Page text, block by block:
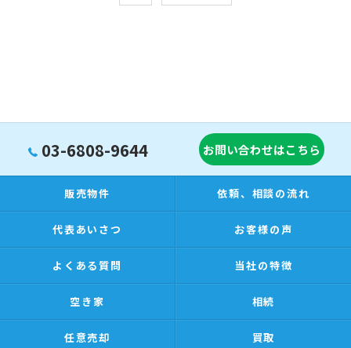
03-6808-9644 お問い合わせはこちら
販売物件 依頼、相談の流れ
代表あいさつ お客様の声
よくある質問 当社の特徴
空き家 相続
任意売却 買取